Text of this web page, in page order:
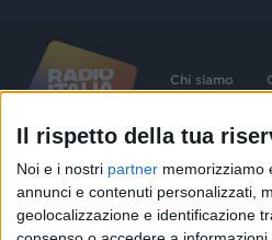
Il rispetto della tua
Noi e i nostri partner memorizziamo
annunci e contenuti personalizzati,
geolocalizzazione e identificazione
Chi siamo
©2026RADIO ITALIA S.p.A. P.IVA
contenute nel sito sono stati assolti gli
connessi.
Capitale Sociale € 580.000,00